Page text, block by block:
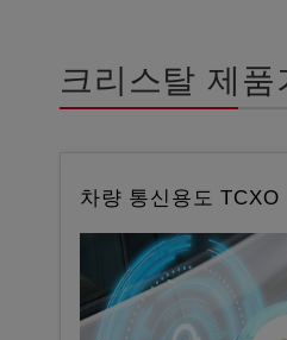
크리스탈 제
차량 통신용도 TCXO